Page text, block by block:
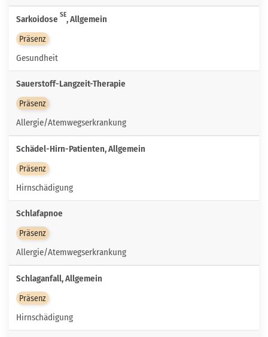
Sarkoidose SE, Allgemein
Präsenz
Gesundheit
Sauerstoff-Langzeit-Therapie
Präsenz
Allergie/Atemwegserkrankung
Schädel-Hirn-Patienten, Allgemein
Präsenz
Hirnschädigung
Schlafapnoe
Präsenz
Allergie/Atemwegserkrankung
Schlaganfall, Allgemein
Präsenz
Hirnschädigung